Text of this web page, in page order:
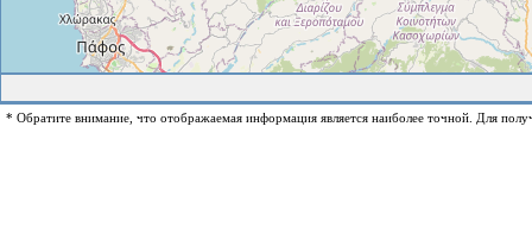
* Обратите внимание, что отображаемая информация является наиболее точной. Для